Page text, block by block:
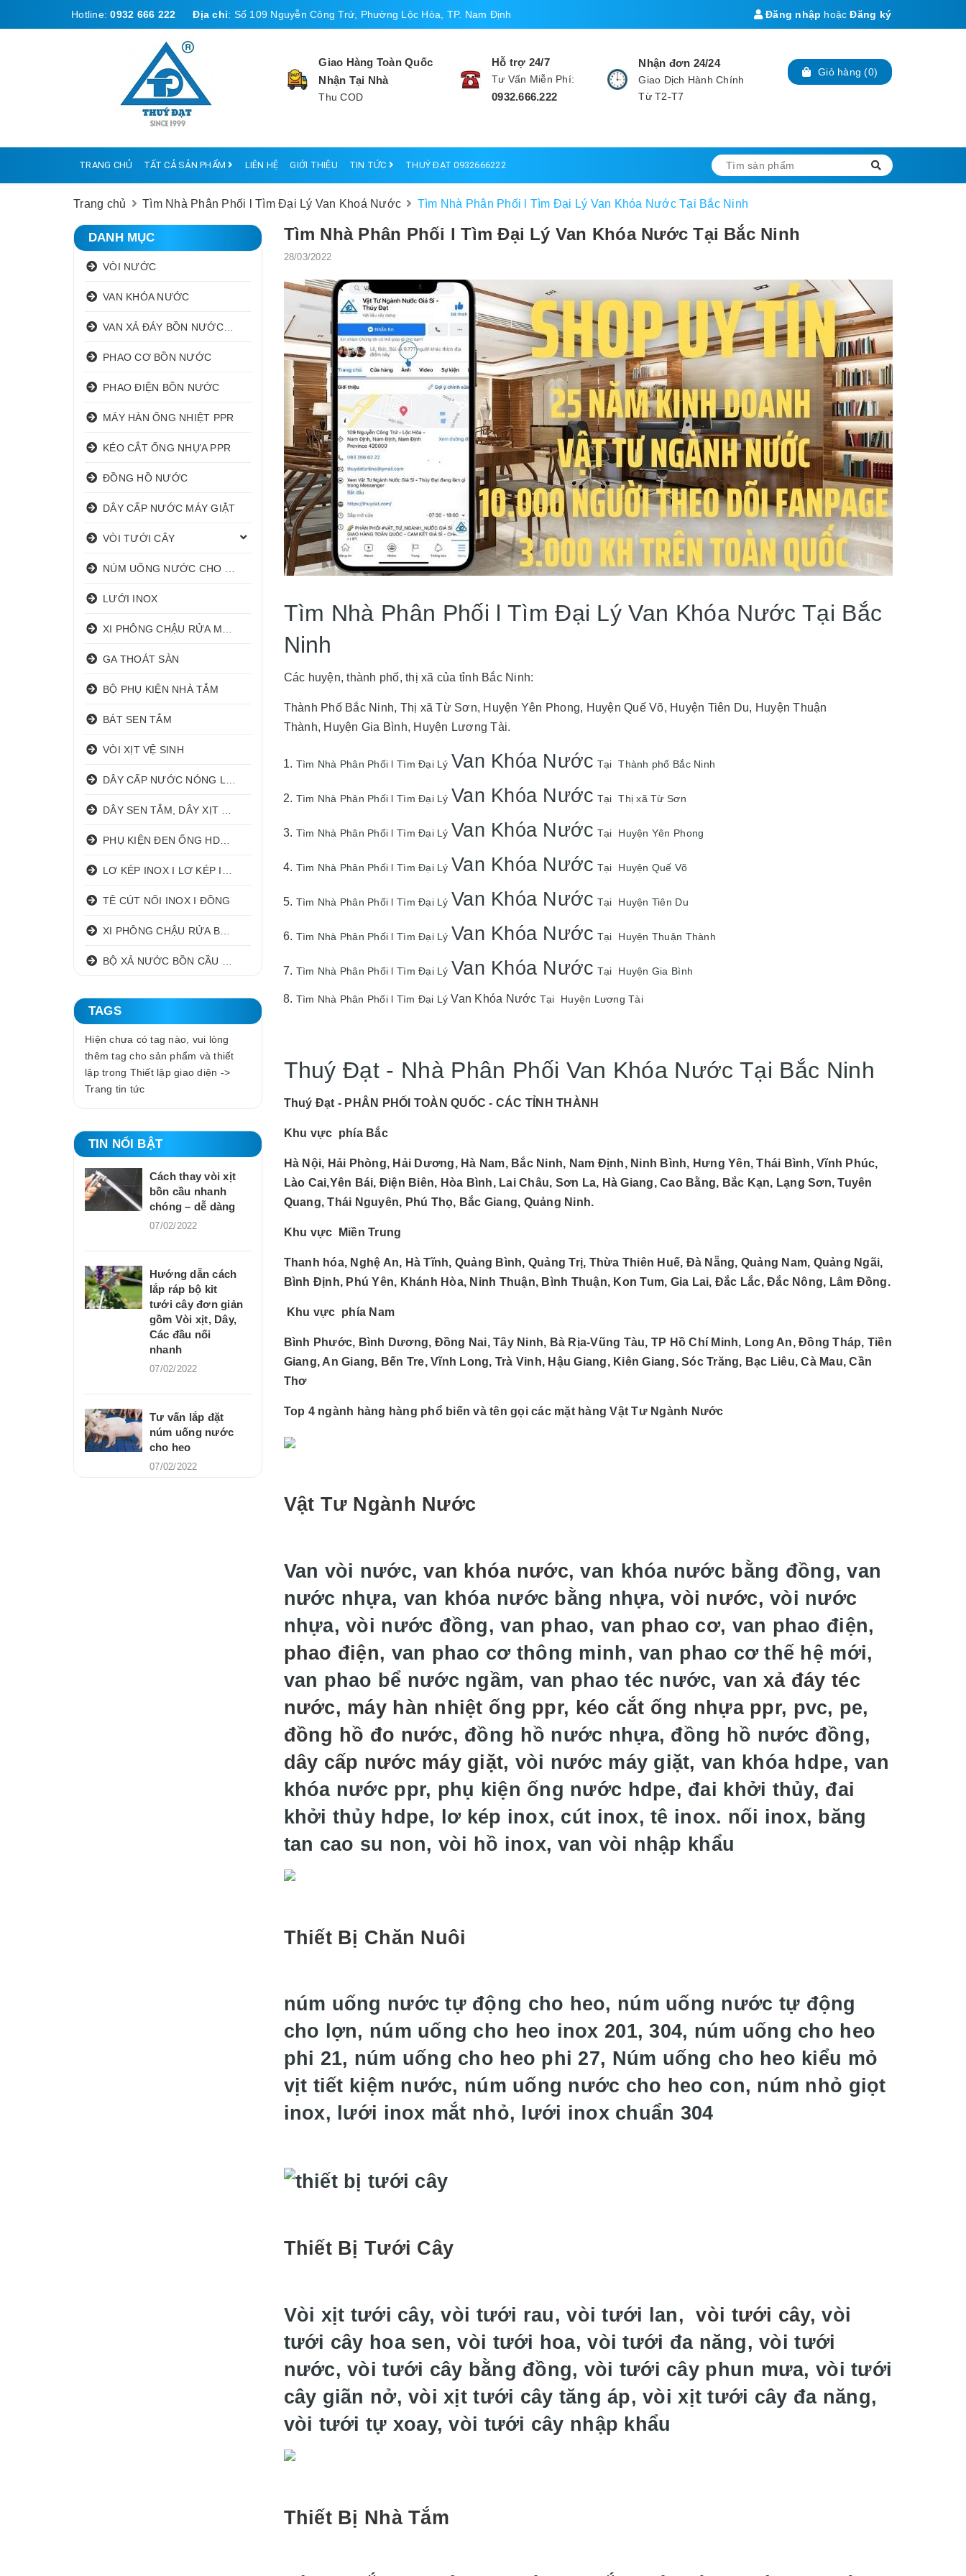
Hotline:0932 666 222 Địa chỉ: Số 109 Nguyễn Công Trứ, Phường Lộc Hòa, TP. Nam Định Đăng nhập hoặc Đăng ký
Giao Hàng Toàn Quốc
Nhận Tại Nhà
Thu COD
Hỗ trợ 24/7
Tư Vấn Miễn Phí:
0932.666.222
Nhận đơn 24/24
Giao Dịch Hành Chính
Từ T2-T7
Giỏ hàng (0)
TRANG CHỦ TẤT CẢ SẢN PHẨM LIÊN HỆ GIỚI THIỆU TIN TỨC THUÝ ĐẠT 0932666222
Trang chủ Tìm Nhà Phân Phối l Tìm Đại Lý Van Khoá Nước Tìm Nhà Phân Phối l Tìm Đại Lý Van Khóa Nước Tại Bắc Ninh
Tìm Nhà Phân Phối l Tìm Đại Lý Van Khóa Nước Tại Bắc Ninh
28/03/2022
Tìm Nhà Phân Phối l Tìm Đại Lý Van Khóa Nước Tại Bắc
Ninh
Các huyện, thành phố, thị xã của tỉnh Bắc Ninh:
Thành Phố Bắc Ninh, Thị xã Từ Sơn, Huyện Yên Phong, Huyện Quế Võ, Huyện Tiên Du, Huyện Thuận
Thành, Huyện Gia Bình, Huyện Lương Tài.
Tìm Nhà Phân Phối l Tìm Đại Lý Van Khóa Nước Tại Thành phố Bắc Ninh
Tìm Nhà Phân Phối l Tìm Đại Lý Van Khóa Nước Tại Thị xã Từ Sơn
Tìm Nhà Phân Phối l Tìm Đại Lý Van Khóa Nước Tại Huyện Yên Phong
Tìm Nhà Phân Phối l Tìm Đại Lý Van Khóa Nước Tại Huyện Quế Võ
Tìm Nhà Phân Phối l Tìm Đại Lý Van Khóa Nước Tại Huyện Tiên Du
Tìm Nhà Phân Phối l Tìm Đại Lý Van Khóa Nước Tại Huyện Thuận Thành
Tìm Nhà Phân Phối l Tìm Đại Lý Van Khóa Nước Tại Huyện Gia Bình
Tìm Nhà Phân Phối l Tìm Đại LýVan Khóa Nước Tại Huyện Lương Tài
Thuý Đạt - Nhà Phân Phối Van Khóa Nước Tại Bắc Ninh
Thuý Đạt - PHÂN PHỐI TOÀN QUỐC - CÁC TỈNH THÀNH
Khu vực phía Bắc
Hà Nội, Hải Phòng, Hải Dương, Hà Nam, Bắc Ninh, Nam Định, Ninh Bình, Hưng Yên, Thái Bình, Vĩnh Phúc,
Lào Cai,Yên Bái, Điện Biên, Hòa Bình, Lai Châu, Sơn La, Hà Giang, Cao Bằng, Bắc Kạn, Lạng Sơn, Tuyên
Quang, Thái Nguyên, Phú Thọ, Bắc Giang, Quảng Ninh.
Khu vực Miền Trung
Thanh hóa, Nghệ An, Hà Tĩnh, Quảng Bình, Quảng Trị, Thừa Thiên Huế, Đà Nẵng, Quảng Nam, Quảng Ngãi,
Bình Định, Phú Yên, Khánh Hòa, Ninh Thuận, Bình Thuận, Kon Tum, Gia Lai, Đắc Lắc, Đắc Nông, Lâm Đồng.
Khu vực phía Nam
Bình Phước, Bình Dương, Đồng Nai, Tây Ninh, Bà Rịa-Vũng Tàu, TP Hồ Chí Minh, Long An, Đồng Tháp, Tiền
Giang, An Giang, Bến Tre, Vĩnh Long, Trà Vinh, Hậu Giang, Kiên Giang, Sóc Trăng, Bạc Liêu, Cà Mau, Cần
Thơ
Top 4 ngành hàng hàng phổ biến và tên gọi các mặt hàng Vật Tư Ngành Nước
Vật Tư Ngành Nước
Van vòi nước,van khóa nước, van khóa nước bằng đồng, van
nước nhựa, van khóa nước bằng nhựa,vòi nước, vòi nước
nhựa, vòi nước đồng, van phao, van phao cơ, van phao điện,
phao điện, van phao cơ thông minh, van phao cơ thế hệ mới,
van phao bể nước ngầm, van phao téc nước,van xả đáy téc
nước, máy hàn nhiệt ống ppr, kéo cắt ống nhựa ppr, pvc, pe,
đồng hồ đo nước, đồng hồ nước nhựa, đồng hồ nước đồng,
dây cấp nước máy giặt, vòi nước máy giặt, van khóa hdpe, van
khóa nước ppr, phụ kiện ống nước hdpe, đai khởi thủy, đai
khởi thủy hdpe, lơ kép inox, cút inox, tê inox. nối inox, băng
tan cao su non, vòi hồ inox, van vòi nhập khẩu
Thiết Bị Chăn Nuôi
núm uống nước tự động cho heo, núm uống nước tự động
cho lợn, núm uống cho heo inox 201, 304, núm uống cho heo
phi 21, núm uống cho heo phi 27, Núm uống cho heo kiểu mỏ
vịt tiết kiệm nước, núm uống nước cho heo con, núm nhỏ giọt
inox, lưới inox mắt nhỏ, lưới inox chuẩn 304
Thiết Bị Tưới Cây
Vòi xịt tưới cây, vòi tưới rau, vòi tưới lan,vòi tưới cây, vòi
tưới cây hoa sen, vòi tưới hoa, vòi tưới đa năng, vòi tưới
nước, vòi tưới cây bằng đồng, vòi tưới cây phun mưa, vòi tưới
cây giãn nở, vòi xịt tưới cây tăng áp, vòi xịt tưới cây đa năng,
vòi tưới tự xoay, vòi tưới cây nhập khẩu
Thiết Bị Nhà Tắm
DANH MỤC
VÒI NƯỚC
VAN KHÓA NƯỚC
VAN XẢ ĐÁY BỒN NƯỚC INOX
PHAO CƠ BỒN NƯỚC
PHAO ĐIỆN BỒN NƯỚC
MÁY HÀN ỐNG NHIỆT PPR
KÉO CẮT ỐNG NHỰA PPR
ĐỒNG HỒ NƯỚC
DÂY CẤP NƯỚC MÁY GIẶT
VÒI TƯỚI CÂY
LƯỚI INOX
GA THOÁT SÀN
BỘ PHỤ KIỆN NHÀ TẮM
BÁT SEN TẮM
VÒI XỊT VỆ SINH
PHỤ KIỆN ĐEN ỐNG HDPE HATHACO
TÊ CÚT NỐI INOX I ĐỒNG
XI PHÔNG CHẬU RỬA BÁT 1 HỐ I 2 HỐ
TAGS
Hiện chưa có tag nào, vui lòng
thêm tag cho sản phẩm và thiết
lập trong Thiết lập giao diện ->
Trang tin tức
TIN NỔI BẬT
Cách thay vòi xịt
bồn cầu nhanh
chóng – dễ dàng
07/02/2022
Hướng dẫn cách
lắp ráp bộ kit
tưới cây đơn giản
gồm Vòi xịt, Dây,
Các đầu nối
nhanh
07/02/2022
Tư vấn lắp đặt
núm uống nước
cho heo
07/02/2022